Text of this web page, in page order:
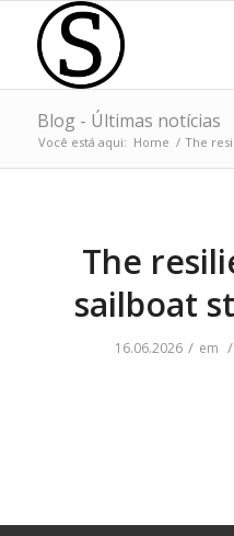
Blog - Últimas notícias
Você está aqui: Home / The
The
sailboat
16.06.2026 / em /